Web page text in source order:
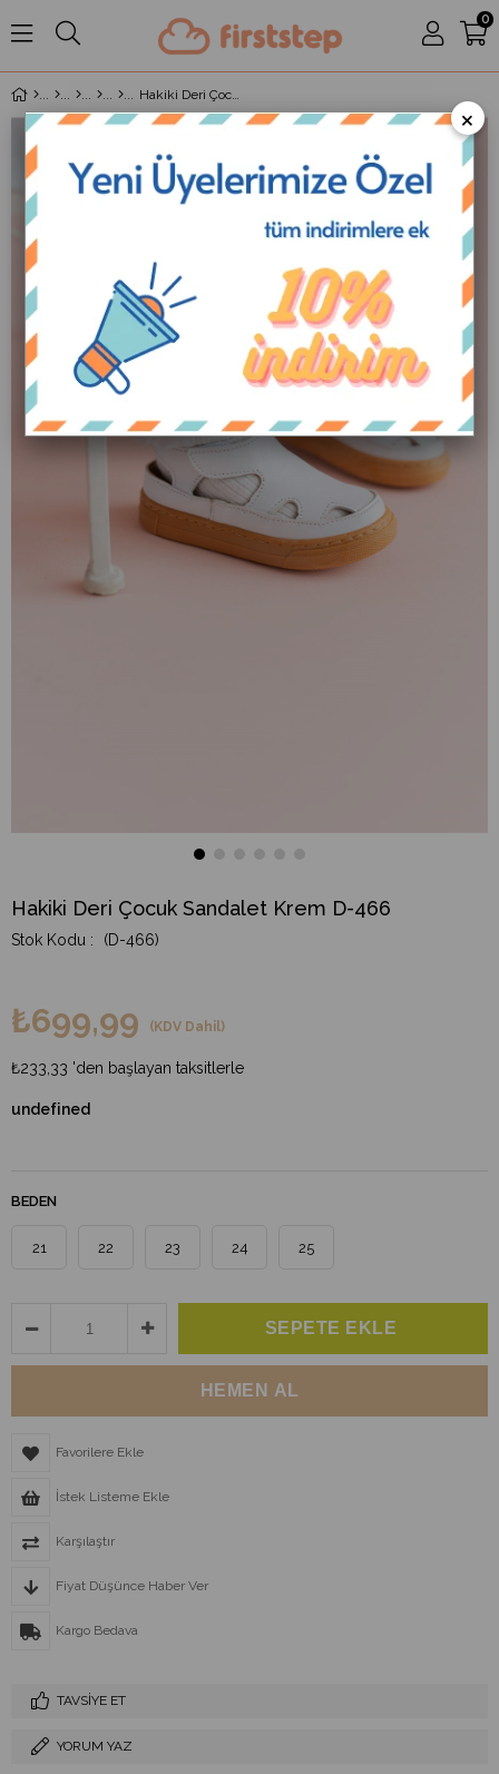
0
Hakiki Deri Çocuk Sandalet Krem D-466
Hakiki Deri Çocuk Sandalet Krem D-466
(D-466)
₺699,99 (KDV Dahil)
₺233,33 'den başlayan taksitlerle
undefined
BEDEN
21 22 23 24 25
Favorilere Ekle
İstek Listeme Ekle
Karşılaştır
Fiyat Düşünce Haber Ver
Kargo Bedava
TAVSIYE ET
YORUM YAZ
×